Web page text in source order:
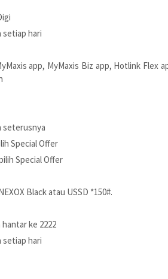
setiap hari
app, MyMaxis Biz app, Hotlink Flex
seterusnya
Special Offer
Special Offer
Black atau USSD *150#.
hantar ke 2222
setiap hari